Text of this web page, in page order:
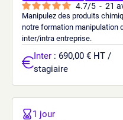
4.7/5 - 21
Manipulez des produits
notre formation manipulation
inter/intra entreprise.
Inter : 690,00 € HT /
stagiaire
1 jour